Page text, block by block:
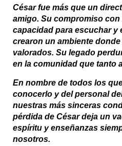
César fue más que un
amigo. Su compromiso
capacidad para escuchar y
crearon un ambiente
valorados. Su legado
en la comunidad que tanto
En nombre de todos los
conocerlo y del personal
nuestras más sinceras
pérdida de César deja un
espíritu y enseñanzas
nosotros.